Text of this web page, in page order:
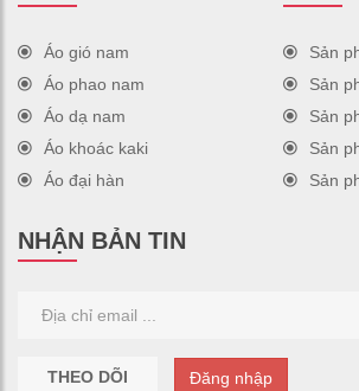
Áo gió nam
Áo phao nam
Áo dạ nam
Áo khoác kaki
Áo đại hàn
Sản
Sản
Sản
Sản
Sản
NHẬN BẢN TIN
THEO DÕI Đăng nhập